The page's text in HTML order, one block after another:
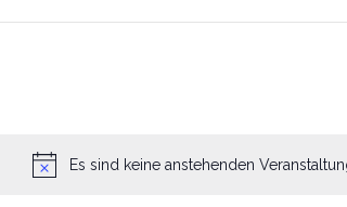
Es sind keine anstehenden